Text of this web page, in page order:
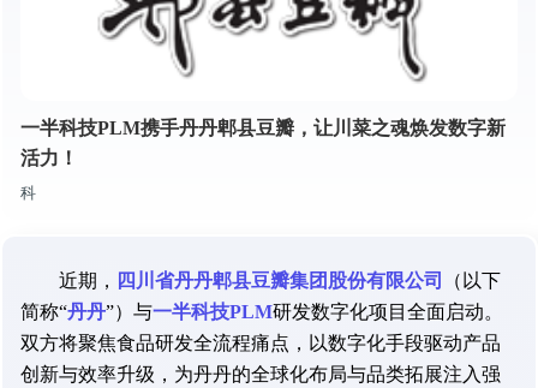
一半科技PLM携手丹丹郫县豆瓣，让川菜之魂焕发数字新
活力！
科
近期， 四川省丹丹郫县豆瓣集团股份有限公司
（以下
简称“丹丹”）与一半科技PLM研发数字化项目全面启动。
双方将聚焦食品研发全流程痛点，以数字化手段驱动产品
创新与效率升级，为丹丹的全球化布局与品类拓展注入强